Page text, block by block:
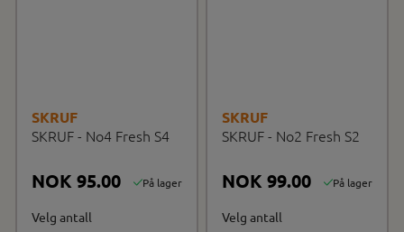
SKRUF
SKRUF - No4 Fresh S4
NOK 95.00 På lager
Velg antall
SKRUF
SKRUF - No2 Fresh S2
NOK 99.00 På lager
Velg antall